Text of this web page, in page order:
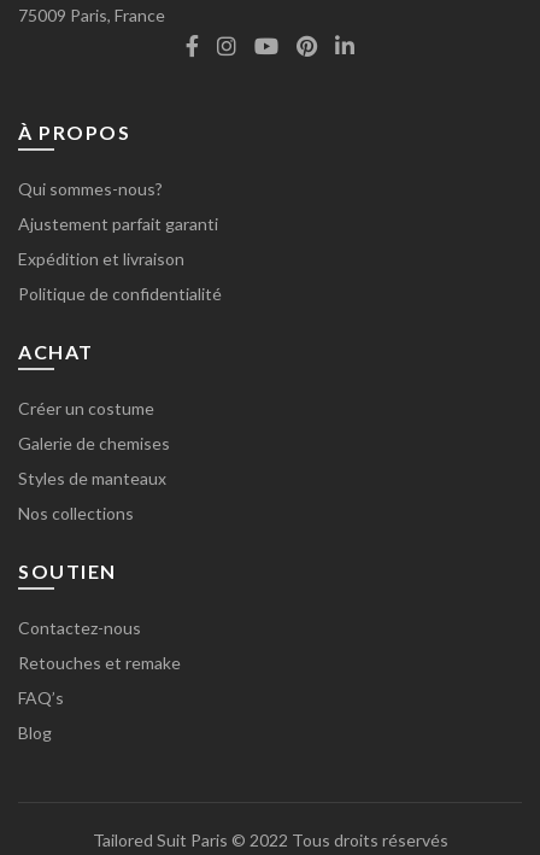
75009 Paris, France
À PROPOS
Qui sommes-nous?
Ajustement parfait garanti
Expédition et livraison
Politique de confidentialité
ACHAT
Créer un costume
Galerie de chemises
Styles de manteaux
Nos collections
SOUTIEN
Contactez-nous
Retouches et remake
FAQ’s
Blog
Tailored Suit Paris © 2022 Tous droits réservés